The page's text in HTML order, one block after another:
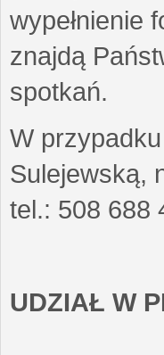
wypełnienie
znajdą
spotkań.
W
Sulejewską,
tel.: 508 688
UDZIAŁ W